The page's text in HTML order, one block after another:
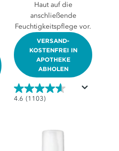
Haut auf die
anschließende
Feuchtigkeitspflege vor.
VERSAND-
KOSTENFREI IN
APOTHEKE
ABHOLEN
4.6 (1103)
4.6